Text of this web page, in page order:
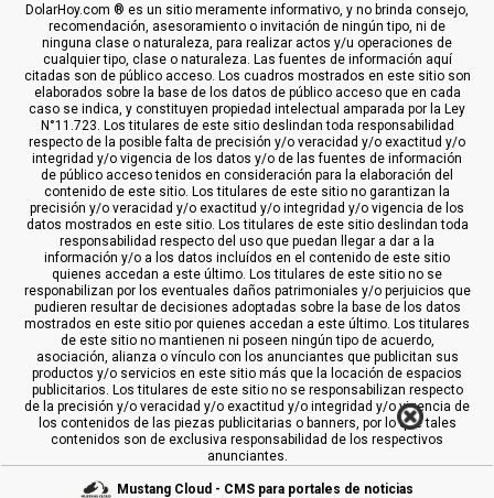
DolarHoy.com ® es un sitio meramente informativo, y no brinda consejo,
recomendación, asesoramiento o invitación de ningún tipo, ni de
ninguna clase o naturaleza, para realizar actos y/u operaciones de
cualquier tipo, clase o naturaleza. Las fuentes de información aquí
citadas son de público acceso. Los cuadros mostrados en este sitio son
elaborados sobre la base de los datos de público acceso que en cada
caso se indica, y constituyen propiedad intelectual amparada por la Ley
N°11.723. Los titulares de este sitio deslindan toda responsabilidad
respecto de la posible falta de precisión y/o veracidad y/o exactitud y/o
integridad y/o vigencia de los datos y/o de las fuentes de información
de público acceso tenidos en consideración para la elaboración del
contenido de este sitio. Los titulares de este sitio no garantizan la
precisión y/o veracidad y/o exactitud y/o integridad y/o vigencia de los
datos mostrados en este sitio. Los titulares de este sitio deslindan toda
responsabilidad respecto del uso que puedan llegar a dar a la
información y/o a los datos incluídos en el contenido de este sitio
quienes accedan a este último. Los titulares de este sitio no se
responabilizan por los eventuales daños patrimoniales y/o perjuicios que
pudieren resultar de decisiones adoptadas sobre la base de los datos
mostrados en este sitio por quienes accedan a este último. Los titulares
de este sitio no mantienen ni poseen ningún tipo de acuerdo,
asociación, alianza o vínculo con los anunciantes que publicitan sus
productos y/o servicios en este sitio más que la locación de espacios
publicitarios. Los titulares de este sitio no se responsabilizan respecto
de la precisión y/o veracidad y/o exactitud y/o integridad y/o vigencia de
los contenidos de las piezas publicitarias o banners, por lo que tales
contenidos son de exclusiva responsabilidad de los respectivos
anunciantes.
Mustang Cloud - CMS para portales de noticias